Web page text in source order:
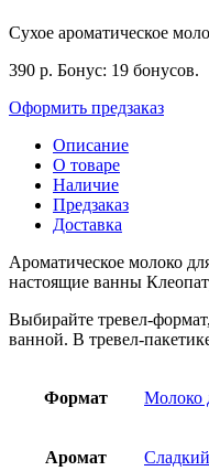
Сухое ароматическое
390 р. Бонус: 19 бонусов.
Оформить предзаказ
Описание
О товаре
Наличие
Предзаказ
Доставка
Ароматическое молоко
настоящие ванны
Выбирайте тревел-
ванной. В тревел-
Формат Молоко
Аромат Сладкий